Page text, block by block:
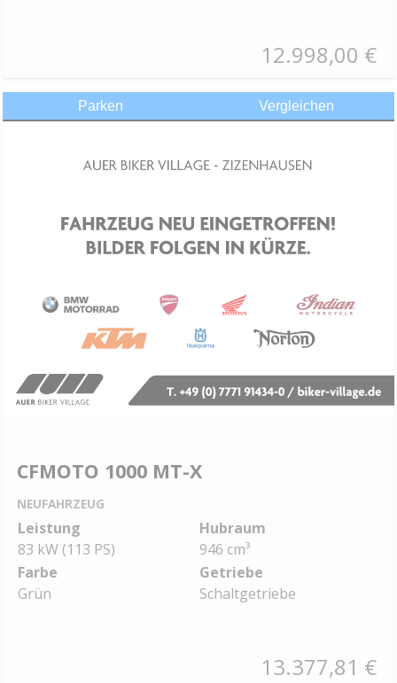
12.998,00 €
Parken Vergleichen
CFMOTO 1000 MT-X
NEUFAHRZEUG
Leistung
83 kW (113 PS)
Hubraum
946 cm³
Farbe
Grün
Getriebe
Schaltgetriebe
13.377,81 €